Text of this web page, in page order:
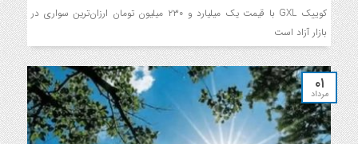
کوییک GXL با قیمت یک میلیارد و ۲۳۰ میلیون تومان ارزان‌ترین سواری در
بازار آزاد است
۰۱
مرداد